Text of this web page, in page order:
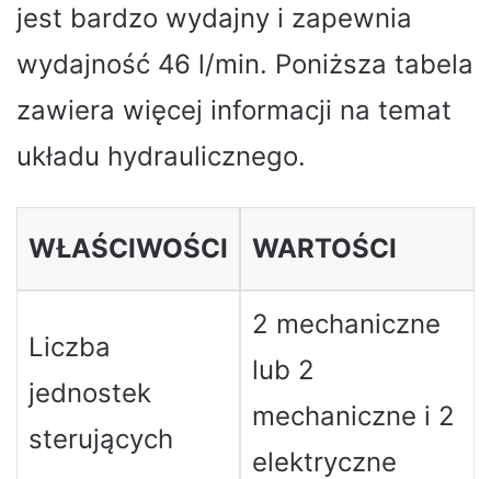
jest bardzo wydajny i zapewnia
wydajność 46 l/min. Poniższa tabela
zawiera więcej informacji na temat
układu hydraulicznego.
WŁAŚCIWOŚCI WARTOŚCI
Liczba
jednostek
sterujących
2 mechaniczne
lub 2
mechaniczne i 2
elektryczne